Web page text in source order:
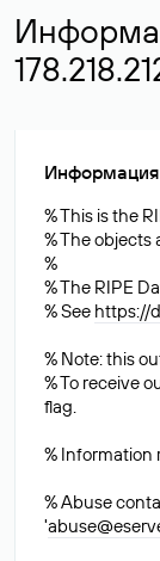
% This is the
% The objects
%
% The RIPE
% See https://
% Note: this
% To receive
flag.
% Information
% Abuse
'